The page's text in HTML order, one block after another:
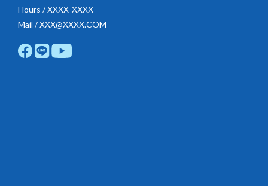
Hours / XXXX-XXXX
Mail / XXX@XXXX.COM